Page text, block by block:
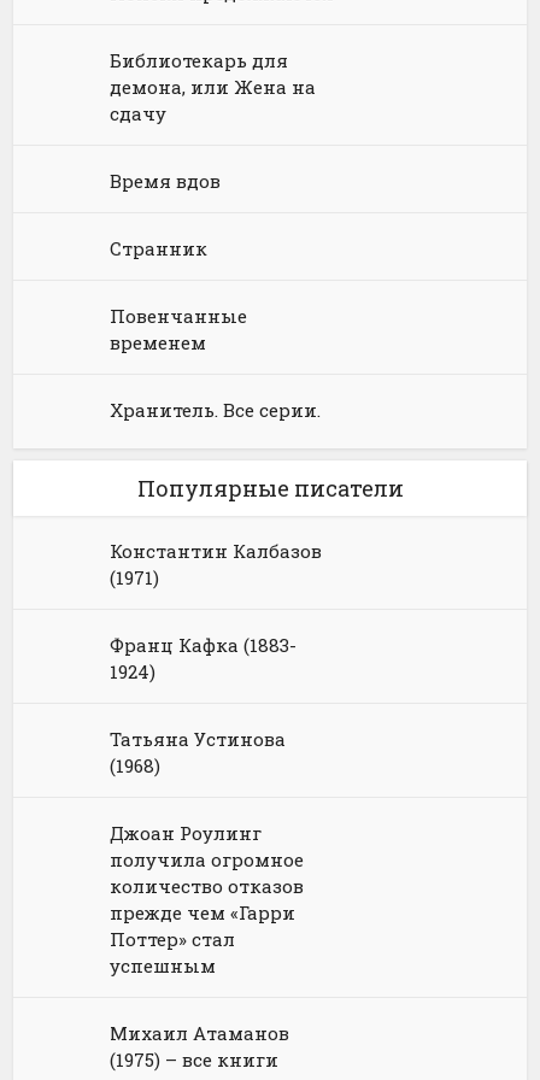
Юмористическое фэнтези
Библиотекарь для
демона, или Жена на
сдачу
Время вдов
Странник
Повенчанные
временем
Хранитель. Все серии.
Популярные писатели
Константин Калбазов
(1971)
Франц Кафка (1883-
1924)
Татьяна Устинова
(1968)
Джоан Роулинг
получила огромное
количество отказов
прежде чем «Гарри
Поттер» стал
успешным
Михаил Атаманов
(1975) – все книги